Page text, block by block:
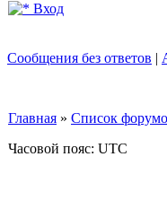
Вход
Сообщения без ответов |
Главная » Список
Часовой пояс: UTC